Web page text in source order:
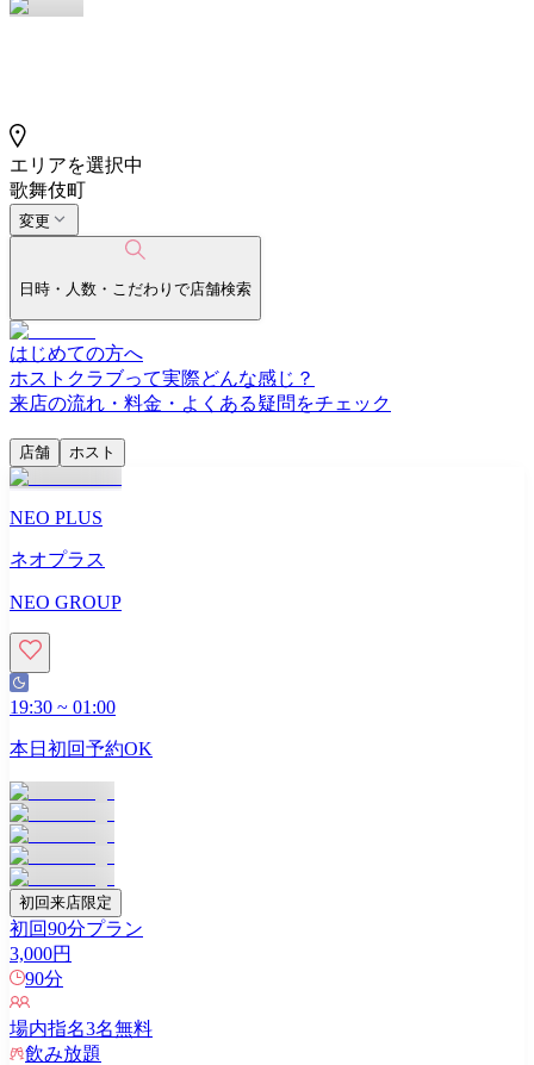
エリアを選択中
歌舞伎町
変更
日時・人数・こだわりで店舗検索
はじめての方へ
ホストクラブって実際どんな感じ？
来店の流れ・料金・よくある疑問をチェック
店舗 ホスト
NEO PLUS
ネオプラス
NEO GROUP
19:30 ~ 01:00
本日初回予約OK
初回来店限定
初回90分プラン
3,000円
90分
場内指名3名無料
飲み放題